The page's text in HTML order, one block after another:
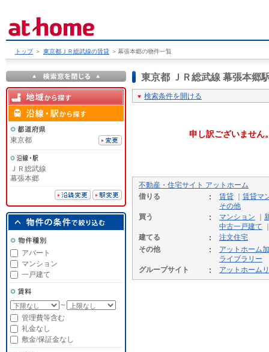
トップ ＞ 東京都ＪＲ総武線の賃貸 ＞ 幕張本郷の物件一覧
東京都 ＪＲ総武線 幕張本郷
検索条件を開ける
申し訳ございません
不動産・住宅サイト アットホーム
借りる
賃貸
賃貸マ
その他
買う
マンション
中古一戸建て
建てる
注文住宅
その他
アットホーム
ライブラリー
グループサイト
アットホーム
東京都
ＪＲ総武線
幕張本郷
アパート
マンション
一戸建て
～
管理費等含む
礼金なし
敷金/保証金なし